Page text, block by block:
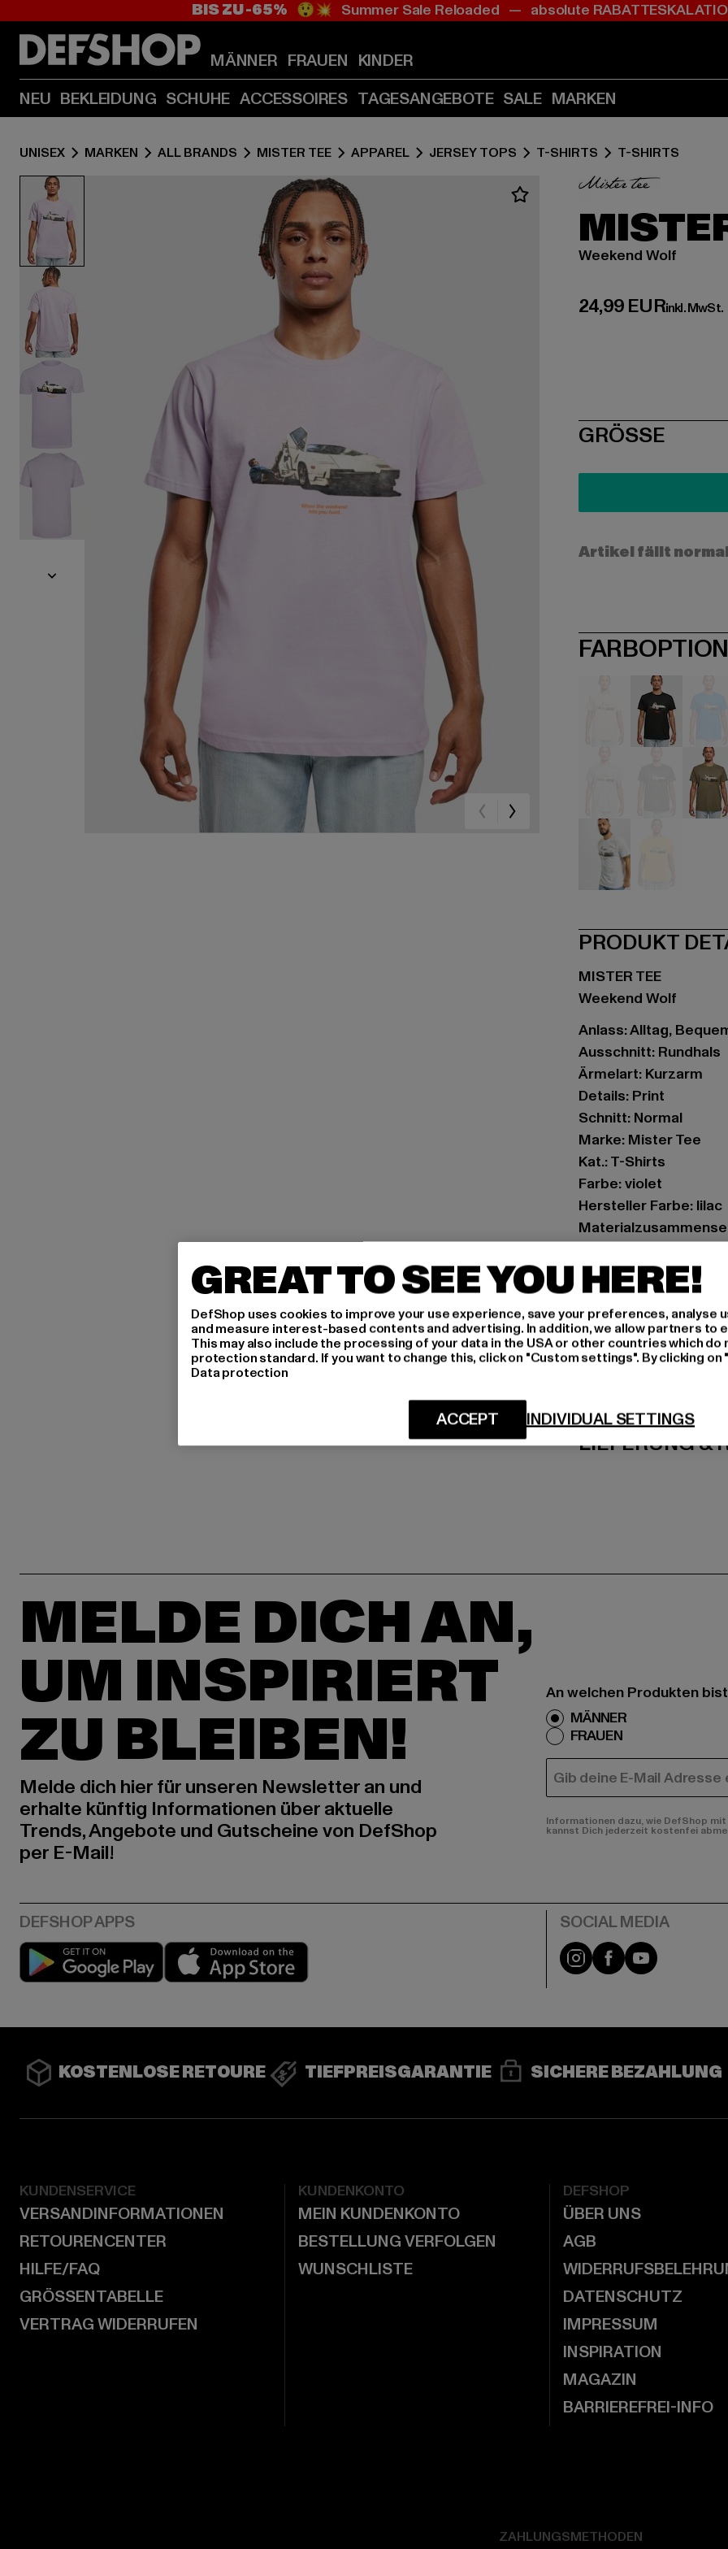
Zum
(Enter
drücken)
Zum
(Enter
drücken)
BIS ZU -65% 😲💥 Summer Sale Reloaded — absolute
MÄNNER FRAUEN KINDER
NEU BEKLEIDUNG SCHUHE ACCESSOIRES TAGESANGEBOTE SALE MARKEN
UNISEX MARKEN ALL BRANDS MISTER TEE APPAREL JERSEY TOPS T-SHIRTS T-SHIRTS
Weekend Wolf
24,99 EUR
Derzeitiger Preis:
inkl. MwSt.
SIZE
GRÖSSE
Artikel fällt
schwarzblau
grau
PRODUKT
MISTER TEE
Weekend Wolf
Anlass: Alltag,
Ausschnitt: Rundhals
Ärmelart: Kurzarm
Details: Print
Schnitt: Normal
Marke: Mister Tee
Kat.: T-Shirts
Farbe: violet
Hersteller Farbe: lilac
Hersteller: TB
Dr.-Robert-Murjahn-
GRÖSSE
LIEFERUNG &
MELDE DICH AN,
UM INSPIRIERT
ZU BLEIBEN!
Melde dich hier für unseren Newsletter an und
erhalte künftig Informationen über aktuelle
Trends, Angebote und Gutscheine von DefShop
per E-Mail!
An welchen Produkten
MÄNNER
FRAUEN
E-MAIL
Informationen dazu, wie DefShop
kannst Dich jederzeit kostenfei
Play market Instagram
FacebookYouTube
KOSTENLOSE RETOURE TIEFPREISGARANTIE SICHERE BEZAHLUNG
KUNDENSERVICE
VERSANDINFORMATIONEN
RETOURENCENTER
HILFE/FAQ
GRÖSSENTABELLE
VERTRAG WIDERRUFEN
KUNDENKONTO
MEIN KUNDENKONTO
BESTELLUNG VERFOLGEN
WUNSCHLISTE
DEFSHOP
ÜBER UNS
AGB
DATENSCHUTZ
IMPRESSUM
INSPIRATION
MAGAZIN
BARRIEREFREI-INFO
ZAHLUNGSMETHODEN
GREAT TO SEE YOU HERE!
DefShop uses cookies to improve your use experience, save your preferences, analyse
and measure interest-based contents and advertising. In addition, we allow partners to
This may also include the processing of your data in the USA or other countries which do
protection standard. If you want to change this, click on "Custom settings". By clicking
Data protection
INDIVIDUAL SETTINGS
ACCEPT